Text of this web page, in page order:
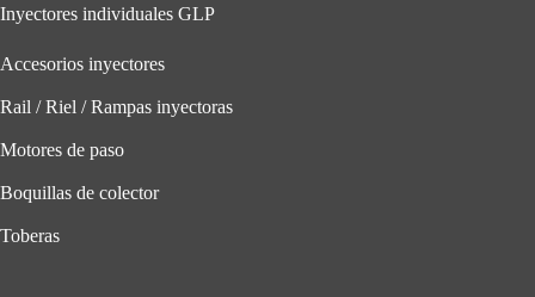
Inyectores individuales GLP
Accesorios inyectores
Rail / Riel / Rampas inyectoras
Motores de paso
Boquillas de colector
Toberas